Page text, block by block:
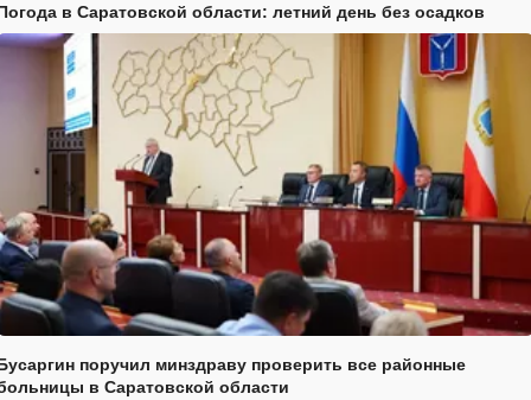
в Саратовской области: летний день без осадков
поручил минздраву проверить все районные
в Саратовской области